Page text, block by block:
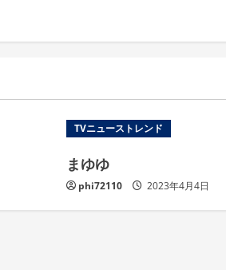
TVニューストレンド
まゆゆ
phi72110 2023年4月4日